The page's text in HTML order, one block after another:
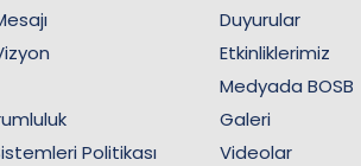
Politikası
Duyurular
Etkinliklerimiz
Medyada BOSB
Galeri
Videolar